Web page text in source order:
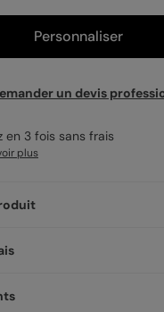
Personnaliser
un devis
en 3 fois sans frais
plus
sticker Paillette, et
stickers sont un détail
imprimée avec soin en